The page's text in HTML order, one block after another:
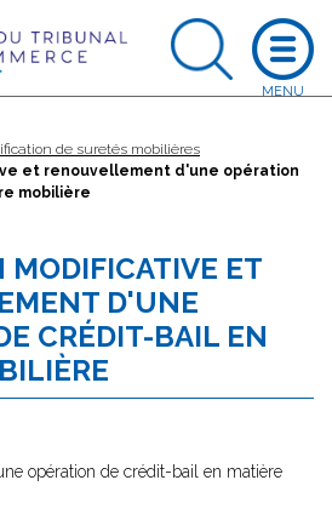
de suretés mobilières
et renouvellement d'une opération
mobilière
MODIFICATIVE ET
D'UNE
CRÉDIT-BAIL EN
opération de crédit-bail en matière